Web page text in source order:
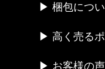
▶ 梱包につ
▶ 高く売る
▶ お客様の声